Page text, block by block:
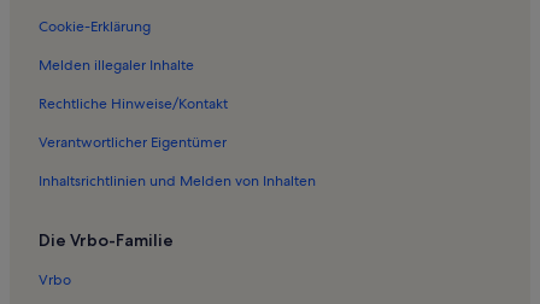
Ferienwohnungen in Kathedrale St. Ansgar
Ferienwohnungen in Charlottenlund Strandpark
Ferienwohnungen in Palmenhaus
Ferienwohnungen in Schloss Charlottenlund
Ferienwohnungen in Faelledparken
Ferienwohnungen in Kastelskirche
Ferienwohnungen in Paintball Arena
Cookie-Erklärung
Melden illegaler Inhalte
Rechtliche Hinweise/Kontakt
Verantwortlicher Eigentümer
Inhaltsrichtlinien und Melden von Inhalten
Die Vrbo-Familie
Vrbo